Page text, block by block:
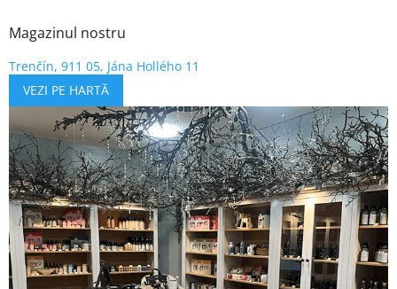
Magazinul nostru
Trenčín, 911 05, Jána Hollého 11
VEZI PE HARTĂ